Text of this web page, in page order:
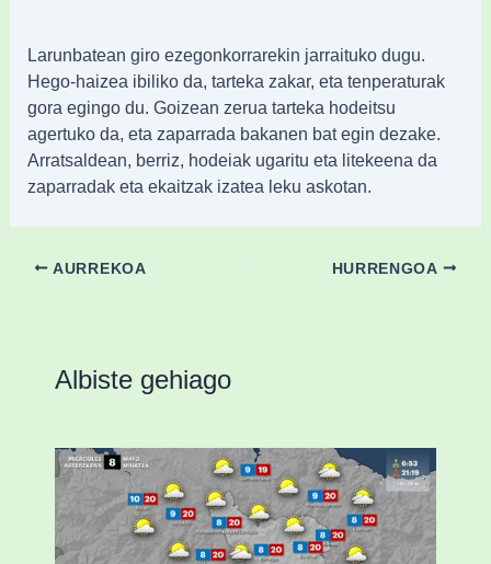
Larunbatean giro ezegonkorrarekin jarraituko dugu.
Hego-haizea ibiliko da, tarteka zakar, eta tenperaturak
gora egingo du. Goizean zerua tarteka hodeitsu
agertuko da, eta zaparrada bakanen bat egin dezake.
Arratsaldean, berriz, hodeiak ugaritu eta litekeena da
zaparradak eta ekaitzak izatea leku askotan.
AURREKOA HURRENGOA
Albiste gehiago